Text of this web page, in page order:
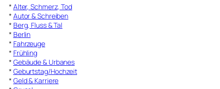
* Alter, Schmerz, Tod
* Autor & Schreiben
* Berg, Fluss & Tal
* Berlin
* Fahrzeuge
* Frühling
* Gebäude & Urbanes
* Geburtstag/Hochzeit
* Geld & Karriere